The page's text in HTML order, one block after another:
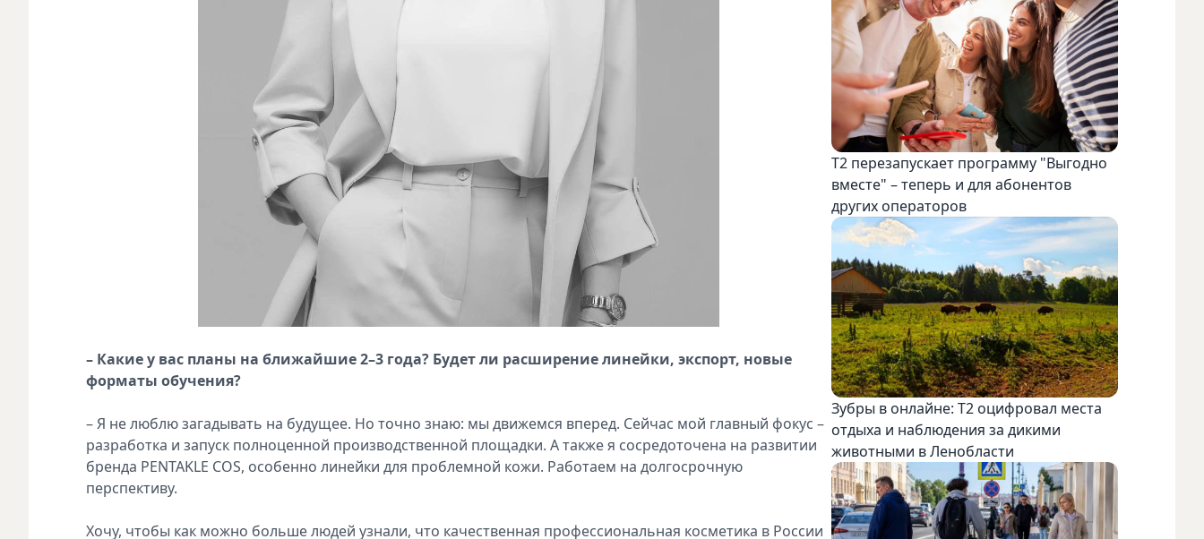
– Какие у вас планы на ближайшие 2–3 года? Будет ли расширение линейки, экспорт, новые
форматы обучения?
– Я не люблю загадывать на будущее. Но точно знаю: мы движемся вперед. Сейчас мой главный фокус –
разработка и запуск полноценной производственной площадки. А также я сосредоточена на развитии
бренда PENTAKLE COS, особенно линейки для проблемной кожи. Работаем на долгосрочную
перспективу.
Хочу, чтобы как можно больше людей узнали, что качественная профессиональная косметика в России
Т2 перезапускает программу "Выгодно
вместе" – теперь и для абонентов
других операторов
Зубры в онлайне: Т2 оцифровал места
отдыха и наблюдения за дикими
животными в Ленобласти